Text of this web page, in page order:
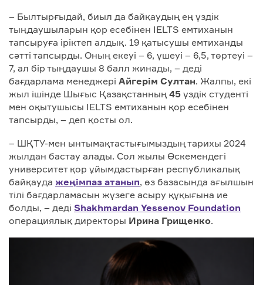
– Былтырғыдай, биыл да байқаудың ең үздік
тыңдаушыларын қор есебінен IELTS емтиханын
тапсыруға іріктеп алдық. 19 қатысушы емтиханды
сәтті тапсырды. Оның екеуі – 6, үшеуі – 6,5, төртеуі –
7, ал бір тыңдаушы 8 балл жинады, – деді
бағдарлама менеджері Айгерім Султан. Жалпы, екі
жыл ішінде Шығыс Қазақстанның 45 үздік студенті
мен оқытушысы IELTS емтиханын қор есебінен
тапсырды, – деп қосты ол.
– ШҚТУ-мен ынтымақтастығымыздың тарихы 2024
жылдан бастау алады. Сол жылы Өскемендегі
университет қор ұйымдастырған республикалық
байқауда жеңімпаз атанып, өз базасында ағылшын
тілі бағдарламасын жүзеге асыру құқығына ие
болды, – деді Shakhmardan Yessenov Foundation
операциялық директоры Ирина Грищенко.